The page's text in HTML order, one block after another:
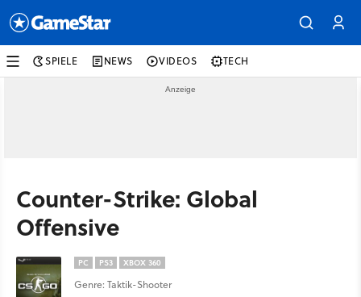
SPIELE NEWS VIDEOS TECH
Counter-Strike: Global
Offensive
PC PS3 XBOX 360
Genre: Taktik-Shooter